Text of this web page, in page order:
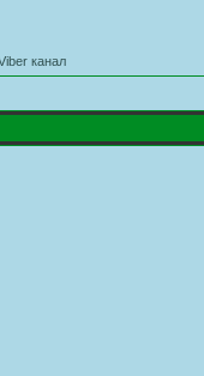
канал